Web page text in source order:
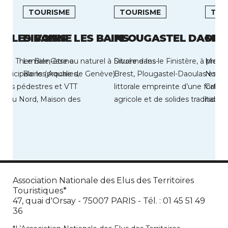
LES BAINS
Thermale,Casino
les Aqualies,
pédestres et VTT
du Nord, Maison des
TOURISME
DIVONNE LES BAINS
Le Bien-être au naturel à Divonne-les-
Bains (proche de Genève).
TOURISME
PLOUGASTEL
Située dans le Finistère, à
Brest, Plougastel-Daoulas est
littorale empreinte d’une forte
agricole et de solides traditions
Association Nationale des Elus des Territoires
Touristiques*
47, quai d'Orsay - 75007 PARIS - Tél. : 01 45 51 49
36